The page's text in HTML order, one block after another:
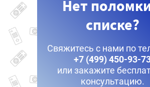
Нет
списке?
Свяжитесь с нами по
+7 (499) 450-93-
или закажите
консультацию.